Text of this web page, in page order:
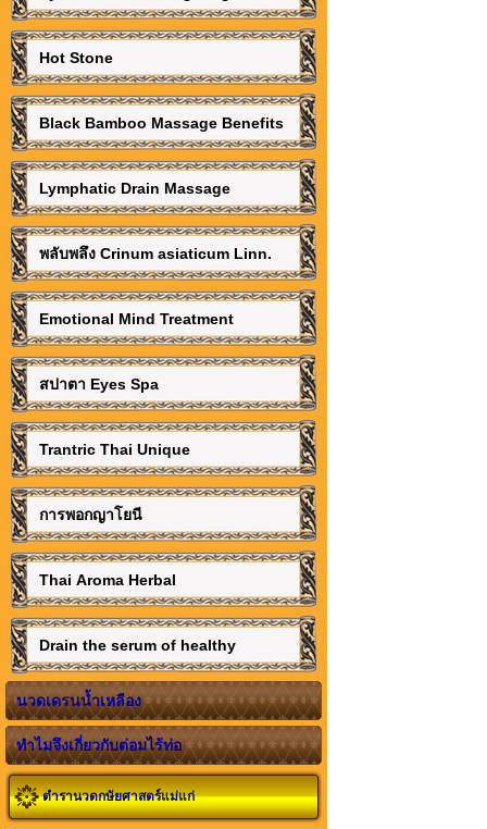
Hot Stone
Black Bamboo Massage Benefits
Lymphatic Drain Massage
พลับพลึง Crinum asiaticum Linn.
Emotional Mind Treatment
สปาตา Eyes Spa
Trantric Thai Unique
การพอกญาโยนี
Thai Aroma Herbal
Drain the serum of healthy
นวดเดรนน้ำเหลือง
ทำไมจึงเกี่ยวกับต่อมไร้ท่อ
ตำรานวดกษัยศาสตร์แม่แก่